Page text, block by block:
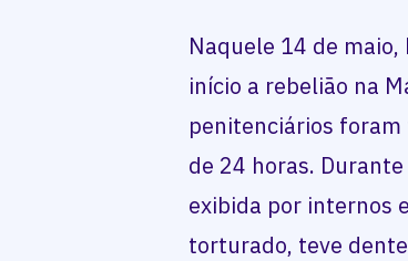
Naquele 14 de
início a rebelião na
penitenciários
de 24 horas.
exibida por internos
torturado, teve